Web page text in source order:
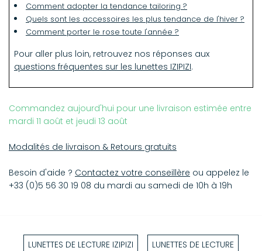
Comment adopter la tendance tailoring ?
Quels sont les accessoires les plus tendance de l'hiver ?
Comment porter le rose toute l'année ?
Pour aller plus loin, retrouvez nos réponses aux
questions fréquentes sur les lunettes IZIPIZI.
Commandez aujourd'hui pour une livraison estimée entre
mardi 11 août et jeudi 13 août
Modalités de livraison & Retours gratuits
Besoin d'aide ? Contactez votre conseillère ou appelez le
+33 (0)5 56 30 19 08 du mardi au samedi de 10h à 19h
LUNETTES DE LECTURE IZIPIZI LUNETTES DE LECTURE